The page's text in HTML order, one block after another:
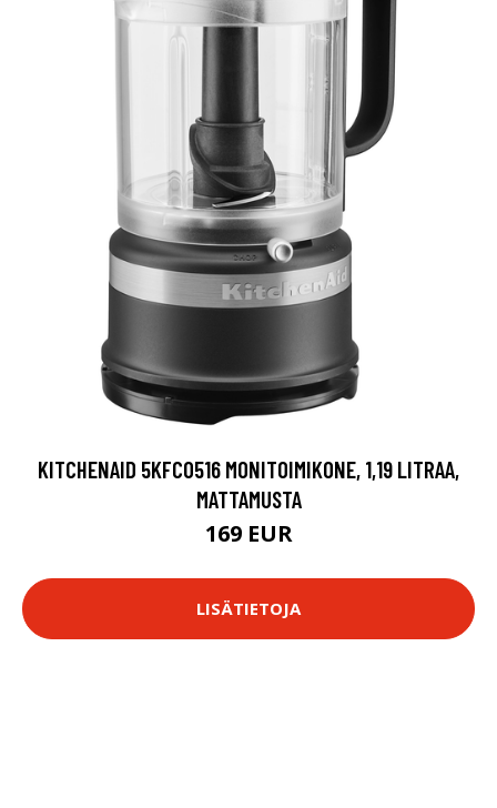
KITCHENAID 5KFC0516 MONITOIMIKONE, 1,19 LITRAA,
MATTAMUSTA
169 EUR
LISÄTIETOJA